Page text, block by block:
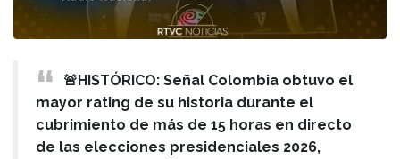
🚨HISTÓRICO: Señal Colombia obtuvo el
mayor rating de su historia durante el
cubrimiento de más de 15 horas en directo
de las elecciones presidenciales 2026,